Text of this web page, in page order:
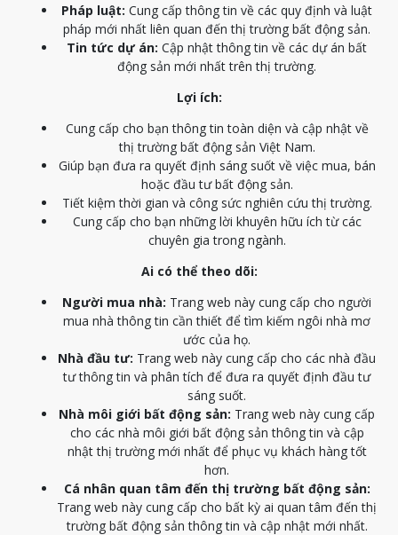
Pháp luật: Cung cấp thông tin về các quy định và luật
pháp mới nhất liên quan đến thị trường bất động sản.
Tin tức dự án: Cập nhật thông tin về các dự án bất
động sản mới nhất trên thị trường.
Lợi ích:
Cung cấp cho bạn thông tin toàn diện và cập nhật về
thị trường bất động sản Việt Nam.
Giúp bạn đưa ra quyết định sáng suốt về việc mua, bán
hoặc đầu tư bất động sản.
Tiết kiệm thời gian và công sức nghiên cứu thị trường.
Cung cấp cho bạn những lời khuyên hữu ích từ các
chuyên gia trong ngành.
Ai có thể theo dõi:
Người mua nhà: Trang web này cung cấp cho người
mua nhà thông tin cần thiết để tìm kiếm ngôi nhà mơ
ước của họ.
Nhà đầu tư: Trang web này cung cấp cho các nhà đầu
tư thông tin và phân tích để đưa ra quyết định đầu tư
sáng suốt.
Nhà môi giới bất động sản: Trang web này cung cấp
cho các nhà môi giới bất động sản thông tin và cập
nhật thị trường mới nhất để phục vụ khách hàng tốt
hơn.
Cá nhân quan tâm đến thị trường bất động sản:
Trang web này cung cấp cho bất kỳ ai quan tâm đến thị
trường bất động sản thông tin và cập nhật mới nhất.